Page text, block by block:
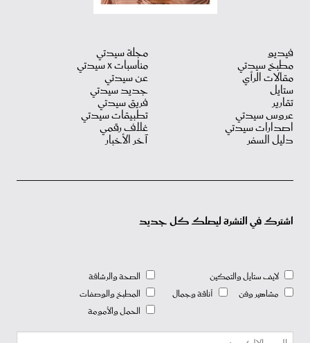
فيديو
مطبخ سيدتي
مقالات الرأي
ستايل
تقارير
عروس سيدتي
اصدارات سيدتي
دليل السفر
مجلة سيدتي
مناسبات X سيدتي
عن سيدتي
جديد سيدتي
فريق سيدتي
تطبيقات سيدتي
غلاف رقمي
آخر الأخبار
اشترك في النشرة ليصلك كل جديد
لايف ستايل والتمكين
مشاهير وفن
أناقة وجمال
الصحة والرشاقة
المطبخ والوصفات
الحمل والأمومة